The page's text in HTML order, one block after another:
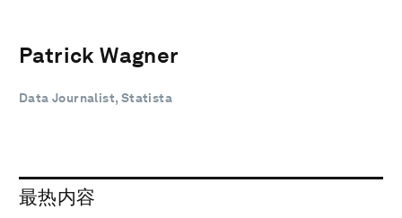
Patrick Wagner
Data Journalist, Statista
最热内容